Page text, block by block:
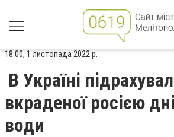
18:00, 1 листопада 2022 р.
В Україні
вкраденої росією
води